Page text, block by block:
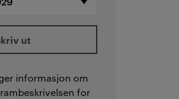
ut
informasjon om
for